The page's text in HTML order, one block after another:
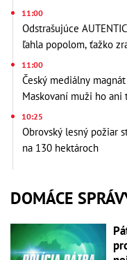
11:00
Odstrašujúce
ľahla popolom, ťažko
11:00
Český mediálny
Maskovaní muži ho
10:25
Obrovský lesný požiar
na 130 hektároch
DOMÁCE